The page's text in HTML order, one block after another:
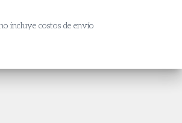
incluye costos de envío